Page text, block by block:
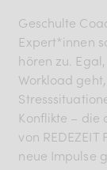
Geschulte
Expert*innen
hören zu.
Workload
Konflikte –
von
neue Impulse